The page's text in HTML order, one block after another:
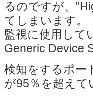
るのですが、
てしまいます。
監視に使用して
Generic Device
検知をするポー
が95％を超え